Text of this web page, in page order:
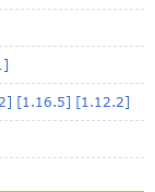
[1.16.5] [1.12.2]